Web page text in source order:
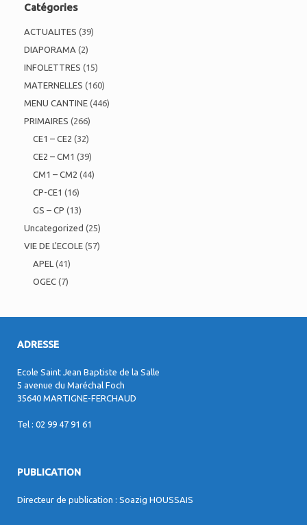
Catégories
ACTUALITES (39)
DIAPORAMA (2)
INFOLETTRES (15)
MATERNELLES (160)
MENU CANTINE (446)
PRIMAIRES (266)
CE1 – CE2 (32)
CE2 – CM1 (39)
CM1 – CM2 (44)
CP-CE1 (16)
GS – CP (13)
Uncategorized (25)
VIE DE L'ECOLE (57)
APEL (41)
OGEC (7)
ADRESSE
Ecole Saint Jean Baptiste de la Salle
5 avenue du Maréchal Foch
35640 MARTIGNE-FERCHAUD
Tel : 02 99 47 91 61
PUBLICATION
Directeur de publication : Soazig HOUSSAIS